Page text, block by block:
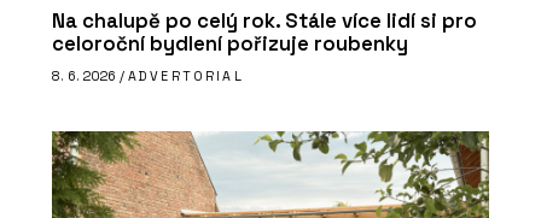
Na chalupě po celý rok. Stále více lidí si pro
celoroční bydlení pořizuje roubenky
8. 6. 2026 / ADVERTORIAL